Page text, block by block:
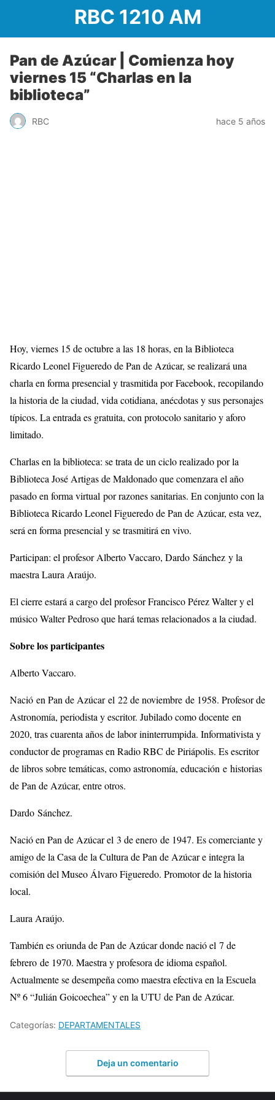
RBC 1210 AM
Pan de Azúcar | Comienza hoy
viernes 15 “Charlas en la
biblioteca”
RBC hace 5 años
Hoy, viernes 15 de octubre a las 18 horas, en la Biblioteca
Ricardo Leonel Figueredo de Pan de Azúcar, se realizará una
charla en forma presencial y trasmitida por Facebook, recopilando
la historia de la ciudad, vida cotidiana, anécdotas y sus personajes
típicos. La entrada es gratuita, con protocolo sanitario y aforo
limitado.
Charlas en la biblioteca: se trata de un ciclo realizado por la
Biblioteca José Artigas de Maldonado que comenzara el año
pasado en forma virtual por razones sanitarias. En conjunto con la
Biblioteca Ricardo Leonel Figueredo de Pan de Azúcar, esta vez,
será en forma presencial y se trasmitirá en vivo.
Participan: el profesor Alberto Vaccaro, Dardo Sánchez y la
maestra Laura Araújo.
El cierre estará a cargo del profesor Francisco Pérez Walter y el
músico Walter Pedroso que hará temas relacionados a la ciudad.
Sobre los participantes
Alberto Vaccaro.
Nació en Pan de Azúcar el 22 de noviembre de 1958. Profesor de
Astronomía, periodista y escritor. Jubilado como docente en
2020, tras cuarenta años de labor ininterrumpida. Informativista y
conductor de programas en Radio RBC de Piriápolis. Es escritor
de libros sobre temáticas, como astronomía, educación e historias
de Pan de Azúcar, entre otros.
Dardo Sánchez.
Nació en Pan de Azúcar el 3 de enero de 1947. Es comerciante y
amigo de la Casa de la Cultura de Pan de Azúcar e integra la
comisión del Museo Álvaro Figueredo. Promotor de la historia
local.
Laura Araújo.
También es oriunda de Pan de Azúcar donde nació el 7 de
febrero de 1970. Maestra y profesora de idioma español.
Actualmente se desempeña como maestra efectiva en la Escuela
Nº 6 “Julián Goicoechea” y en la UTU de Pan de Azúcar.
Categorías: DEPARTAMENTALES
Deja un comentario